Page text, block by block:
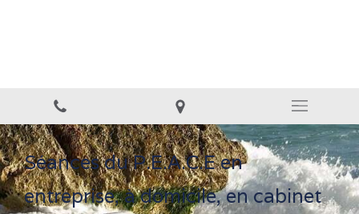
Séances du P.E.A.C.E en
entreprise, à domicile, en cabinet